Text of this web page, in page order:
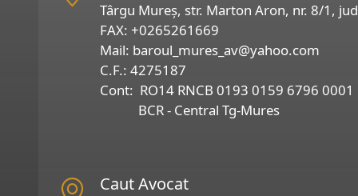
Târgu Mureș, str. Marton Aron, nr. 8/1,
FAX: +0265261669
Mail: baroul_mures_av@yahoo.com
C.F.: 4275187
Cont: RO14 RNCB 0193 0159 6796 0001
BCR - Central Tg-Mures
Caut Avocat